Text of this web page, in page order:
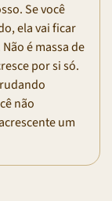
Se você
ela vai ficar
é massa de
por si só.
não
um